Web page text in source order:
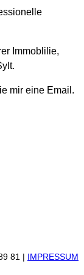
Immoblilie,
mir eine Email.
81 | IMPRESSUM